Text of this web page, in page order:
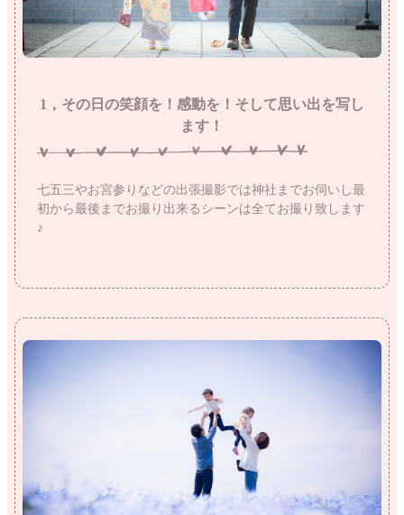
1，その日の笑顔を！感動を！そして思い出を写し
ます！
七五三やお宮参りなどの出張撮影では神社までお伺いし最
初から最後までお撮り出来るシーンは全てお撮り致します
♪